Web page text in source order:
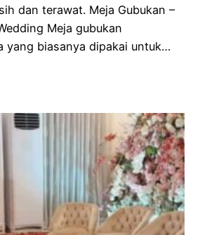
dan terawat. Meja Gubukan –
Meja gubukan
yang biasanya dipakai untuk…